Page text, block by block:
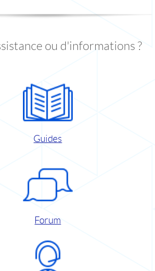
ou d'informations ?
Guides
Forum